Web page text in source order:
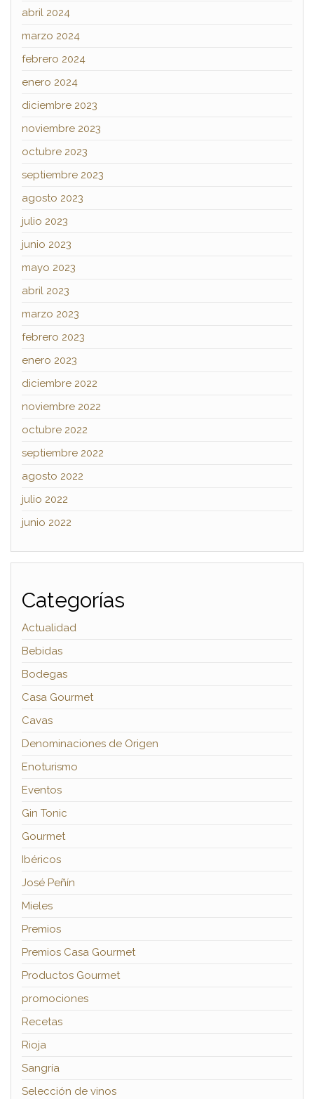
abril 2024
marzo 2024
febrero 2024
enero 2024
diciembre 2023
noviembre 2023
octubre 2023
septiembre 2023
agosto 2023
julio 2023
junio 2023
mayo 2023
abril 2023
marzo 2023
febrero 2023
enero 2023
diciembre 2022
noviembre 2022
octubre 2022
septiembre 2022
agosto 2022
julio 2022
junio 2022
Categorías
Actualidad
Bebidas
Bodegas
Casa Gourmet
Cavas
Denominaciones de Origen
Enoturismo
Eventos
Gin Tonic
Gourmet
Ibéricos
José Peñín
Mieles
Premios
Premios Casa Gourmet
Productos Gourmet
promociones
Recetas
Rioja
Sangría
Selección de vinos